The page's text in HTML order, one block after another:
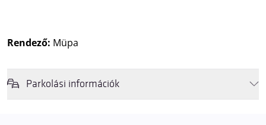
Rendező: Müpa
Parkolási információk